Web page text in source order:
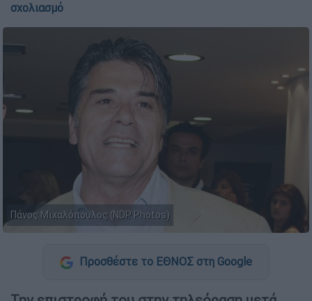
σχολιασμό
Πάνος Μιχαλόπουλος (NDP Photos)
Προσθέστε το ΕΘΝΟΣ στη Google